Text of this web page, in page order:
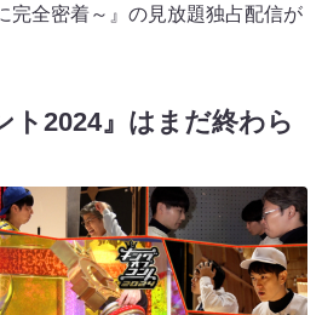
完全密着～』の見放題独占配信が
ト2024』はまだ終わら